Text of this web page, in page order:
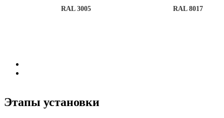
Этапы установки